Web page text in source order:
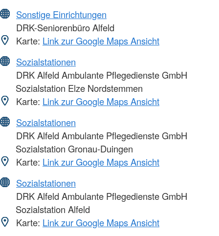
Sonstige Einrichtungen
DRK-Seniorenbüro Alfeld
Karte: Link zur Google Maps Ansicht
Sozialstationen
DRK Alfeld Ambulante Pflegedienste GmbH
Sozialstation Elze Nordstemmen
Karte: Link zur Google Maps Ansicht
Sozialstationen
DRK Alfeld Ambulante Pflegedienste GmbH
Sozialstation Gronau-Duingen
Karte: Link zur Google Maps Ansicht
Sozialstationen
DRK Alfeld Ambulante Pflegedienste GmbH
Sozialstation Alfeld
Karte: Link zur Google Maps Ansicht